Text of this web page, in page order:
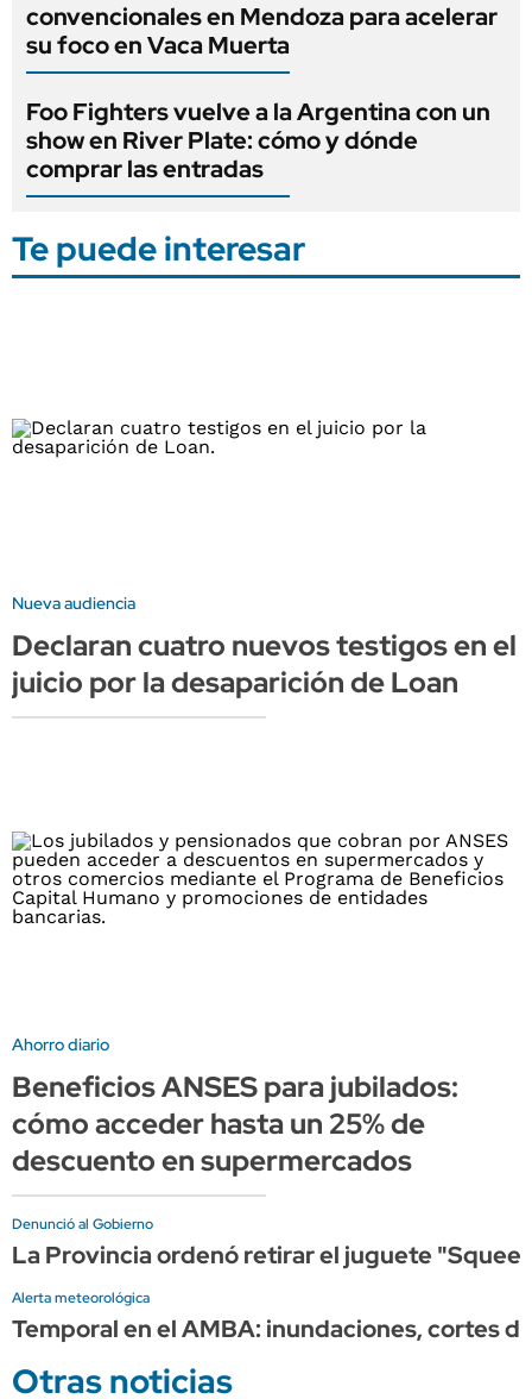
convencionales en Mendoza para acelerar
su foco en Vaca Muerta
Foo Fighters vuelve a la Argentina con un
show en River Plate: cómo y dónde
comprar las entradas
Te puede interesar
Nueva audiencia
Declaran cuatro nuevos testigos en el
juicio por la desaparición de Loan
Ahorro diario
Beneficios ANSES para jubilados:
cómo acceder hasta un 25% de
descuento en supermercados
Denunció al Gobierno
La Provincia ordenó retirar el juguete
Alerta meteorológica
Temporal en el AMBA: inundaciones, cortes
Otras noticias